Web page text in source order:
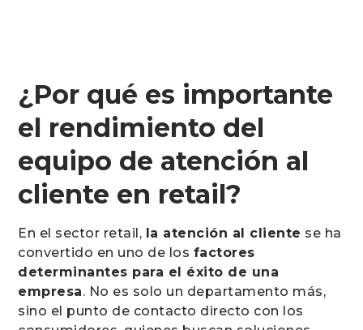
¿Por qué es importante
el rendimiento del
equipo de atención al
cliente en retail?
En el sector retail, la atención al cliente se ha
convertido en uno de los factores
determinantes para el éxito de una
empresa. No es solo un departamento más,
sino el punto de contacto directo con los